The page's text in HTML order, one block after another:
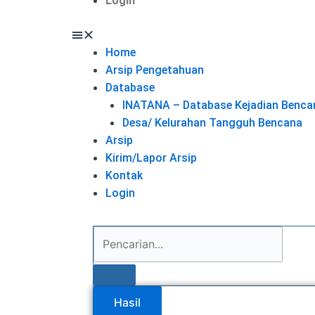
Home
Arsip Pengetahuan
Database
INATANA – Database Kejadian
Desa/ Kelurahan Tangguh Bencana
Arsip
Kirim/Lapor Arsip
Kontak
Login
Hasil